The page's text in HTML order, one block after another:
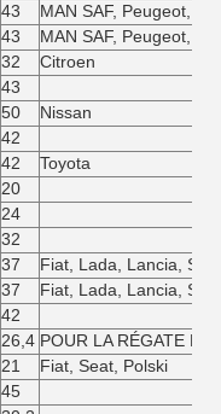
43
MAN SAF, Peugeot,
43
MAN SAF, Peugeot,
32
Citroen
43
50
Nissan
42
42
Toyota
20
24
32
37
Fiat, Lada, Lancia,
37
Fiat, Lada, Lancia,
42
26,4 POUR LA RÉGATE DE
21
Fiat, Seat, Polski
45